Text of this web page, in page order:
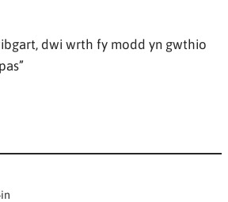
dwi wrth fy modd yn gwthio
in